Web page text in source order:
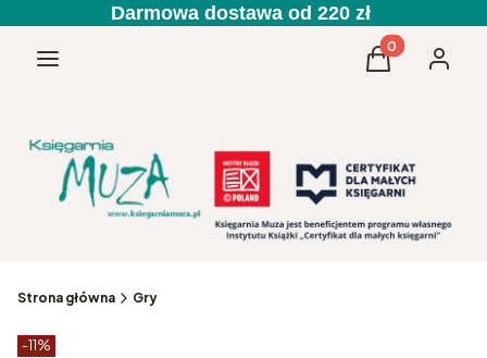
Darmowa dostawa od 220 zł
Menu Produkty w
Koszyk
Strona główna Gry
Etykiety produktu
-11%